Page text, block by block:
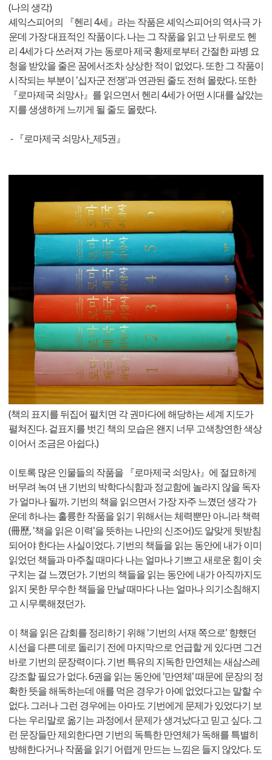
(나의 생각)
셰익스피어의 『헨리 4세』라는 작품은 셰익스피어의 역사극 가
운데 가장 대표적인 작품이다. 나는 그 작품을 읽고 난 뒤로도 헨
리 4세가 다 쓰러져 가는 동로마 제국 황제로부터 간절한 파병 요
청을 받았을 줄은 꿈에서조차 상상한 적이 없었다. 또한 그 작품이
시작되는 부분이 '십자군 전쟁'과 연관된 줄도 전혀 몰랐다. 또한
『로마제국 쇠망사』를 읽으면서 헨리 4세가 어떤 시대를 살았는
지를 생생하게 느끼게 될 줄도 몰랐다.
- 『로마제국 쇠망사_제5권』
(책의 표지를 뒤집어 펼치면 각 권마다에 해당하는 세계 지도가
펼쳐진다. 겉표지를 벗긴 책의 모습은 왠지 너무 고색창연한 색상
이어서 조금은 아쉽다.)
이토록 많은 인물들의 작품을 『로마제국 쇠망사』에 절묘하게
버무려 녹여 낸 기번의 박학다식함과 정교함에 놀라지 않을 독자
가 얼마나 될까. 기번의 책을 읽으면서 가장 자주 느꼈던 생각 가
운데 하나는 훌륭한 작품을 읽기 위해서는 체력뿐만 아니라 책력
(冊歷, '책을 읽은 이력'을 뜻하는 나만의 신조어)도 알맞게 뒷받침
되어야 한다는 사실이었다. 기번의 책들을 읽는 동안에 내가 이미
읽었던 책들과 마주칠 때마다 나는 얼마나 기쁘고 새로운 힘이 솟
구치는 걸 느꼈던가. 기번의 책들을 읽는 동안에 내가 아직까지도
읽지 못한 무수한 책들을 만날 때마다 나는 얼마나 의기소침해지
고 시무룩해졌던가.
이 책을 읽은 감회를 정리하기 위해 '기번의 서재 쪽으로' 향했던
시선을 다른 데로 돌리기 전에 마지막으로 언급할 게 있다면 그건
바로 기번의 문장력이다. 기번 특유의 지독한 만연체는 새삼스레
강조할 필요가 없다. 6권을 읽는 동안에 '만연체' 때문에 문장의 정
확한 뜻을 해독하는데 애를 먹은 경우가 아예 없었다고는 말할 수
없다. 그러나 그런 경우에는 아마도 기번에게 문제가 있었다기 보
다는 우리말로 옮기는 과정에서 문제가 생겨났다고 믿고 싶다. 그
런 문장들만 제외한다면 기번의 독특한 만연체가 독해를 특별히
방해한다거나 작품을 읽기 어렵게 만드는 느낌은 들지 않았다. 도